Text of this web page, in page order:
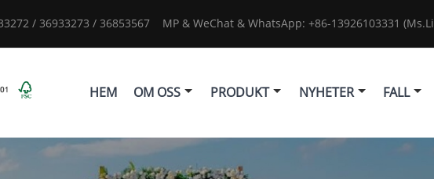
/ 36933273 / 36853567 MP & WeChat & WhatsApp: +86-13926103331
HEM OM OSS PRODUKT NYHETER FALL